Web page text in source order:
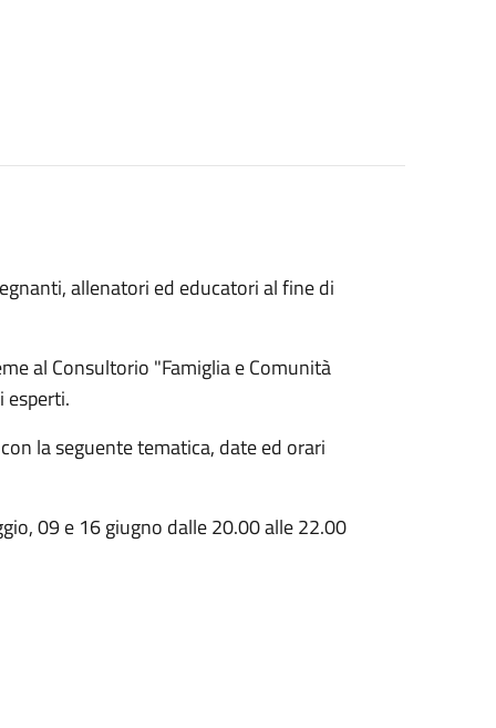
allenatori ed educatori al fine di
al Consultorio "Famiglia e Comunità
esperti.
la seguente tematica, date ed orari
09 e 16 giugno dalle 20.00 alle 22.00